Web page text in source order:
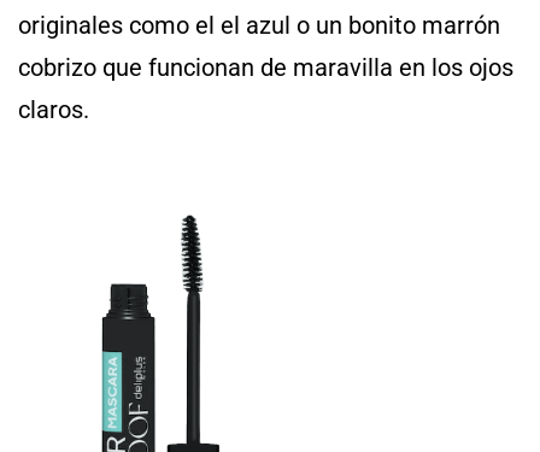
originales como el el azul o un bonito marrón
cobrizo que funcionan de maravilla en los ojos
claros.